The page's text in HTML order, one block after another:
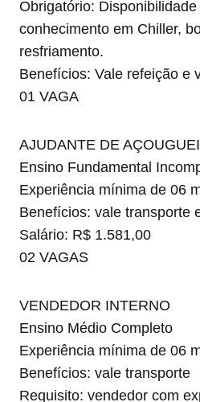
Obrigatório:
conhecimento em Chiller,
resfriamento.
Benefícios: Vale refeição e
01 VAGA
AJUDANTE DE
Ensino Fundamental
Experiência mínima de 06
Benefícios: vale transporte
Salário: R$ 1.581,00
02 VAGAS
VENDEDOR INTERNO
Ensino Médio Completo
Experiência mínima de 06
Benefícios: vale transporte
Requisito: vendedor com